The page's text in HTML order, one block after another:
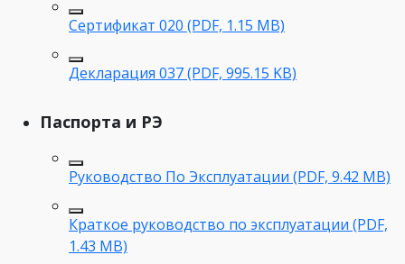
Сертификат 020 (PDF, 1.15 MB)
Декларация 037 (PDF, 995.15 KB)
Паспорта и РЭ
Руководство По Эксплуатации (PDF, 9.42 MB)
Краткое руководство по эксплуатации (PDF,
1.43 MB)